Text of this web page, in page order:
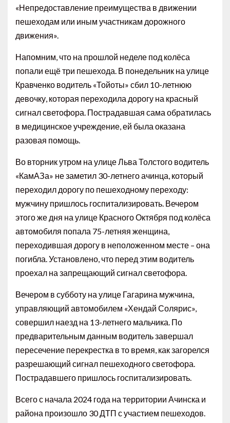
«Непредоставление преимущества в движении
пешеходам или иным участникам дорожного
движения».
Напомним, что на прошлой неделе под колёса
попали ещё три пешехода. В понедельник на улице
Кравченко водитель «Тойоты» сбил 10-летнюю
девочку, которая переходила дорогу на красный
сигнал светофора. Пострадавшая сама обратилась
в медицинское учреждение, ей была оказана
разовая помощь.
Во вторник утром на улице Льва Толстого водитель
«КамАЗа» не заметил 30-летнего ачинца, который
переходил дорогу по пешеходному переходу:
мужчину пришлось госпитализировать. Вечером
этого же дня на улице Красного Октября под колёса
автомобиля попала 75-летняя женщина,
переходившая дорогу в неположенном месте – она
погибла. Установлено, что перед этим водитель
проехал на запрещающий сигнал светофора.
Вечером в субботу на улице Гагарина мужчина,
управляющий автомобилем «Хендай Солярис»,
совершил наезд на 13-летнего мальчика. По
предварительным данным водитель завершал
пересечение перекрестка в то время, как загорелся
разрешающий сигнал пешеходного светофора.
Пострадавшего пришлось госпитализировать.
Всего с начала 2024 года на территории Ачинска и
района произошло 30 ДТП с участием пешеходов.